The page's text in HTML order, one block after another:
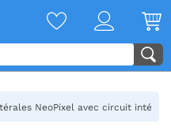
NeoPixel avec circuit